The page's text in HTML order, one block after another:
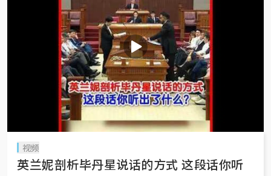
时，眼睛都得紧盯着议事厅墙上两个大荧幕的时间倒
计时，分秒必争。 今天（3月2日）在贸工部的辩论
中，贸工部兼文化、社区及青年部高级政务部长刘燕
玲是最后一位回答议员提问的政治职务者，可谓压力
山大。 于是，就出现了让大家忍俊不已的一幕……
视频
英兰妮剖析毕丹星说话的方式 这段话你听